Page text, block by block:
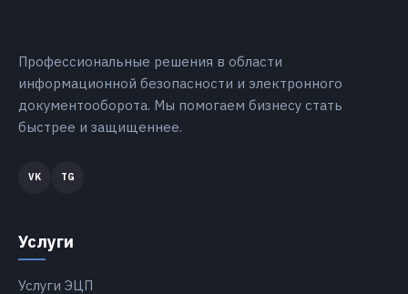
Профессиональные решения в области
информационной безопасности и электронного
документооборота. Мы помогаем бизнесу стать
быстрее и защищеннее.
Услуги
Услуги ЭЦП